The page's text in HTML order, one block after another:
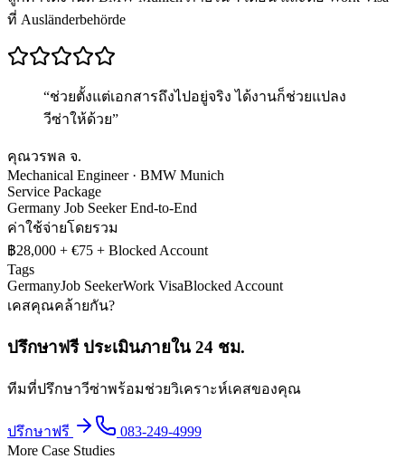
ที่ Ausländerbehörde
“ช่วยตั้งแต่เอกสารถึงไปอยู่จริง ได้งานก็ช่วยแปลง
วีซ่าให้ด้วย”
คุณวรพล จ.
Mechanical Engineer · BMW Munich
Service Package
Germany Job Seeker End-to-End
ค่าใช้จ่ายโดยรวม
฿28,000 + €75 + Blocked Account
Tags
GermanyJob SeekerWork VisaBlocked Account
เคสคุณคล้ายกัน?
ปรึกษาฟรี ประเมินภายใน 24 ชม.
ทีมที่ปรึกษาวีซ่าพร้อมช่วยวิเคราะห์เคสของคุณ
ปรึกษาฟรี
083-249-4999
More Case Studies